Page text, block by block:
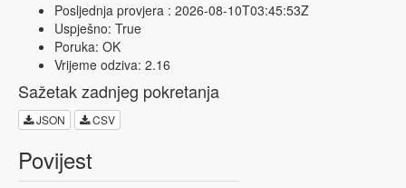
Posljednja provjera : 2026-08-10T03:45:53Z
Uspješno: True
Poruka: OK
Vrijeme odziva: 2.16
Sažetak zadnjeg pokretanja
JSON CSV
Povijest